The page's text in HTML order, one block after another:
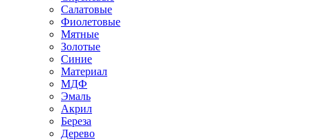
Салатовые
Фиолетовые
Мятные
Золотые
Синие
Материал
МДФ
Эмаль
Акрил
Береза
Дерево